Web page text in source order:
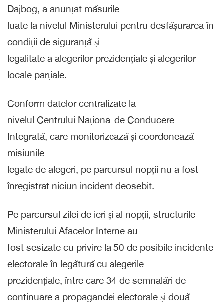
Dajbog, a anunțat măsurile
luate la nivelul Ministerului pentru desfășurarea în
condiții de siguranță și
legalitate a alegerilor prezidențiale și alegerilor
locale parțiale.
Conform datelor centralizate la
nivelul Centrului Național de Conducere
Integrată, care monitorizează și coordonează
misiunile
legate de alegeri, pe parcursul nopții nu a fost
înregistrat niciun incident deosebit.
Pe parcursul zilei de ieri și al nopții, structurile
Ministerului Afacelor Interne au
fost sesizate cu privire la 50 de posibile incidente
electorale în legătură cu alegerile
prezidențiale, între care 34 de semnalări de
continuare a propagandei electorale și două